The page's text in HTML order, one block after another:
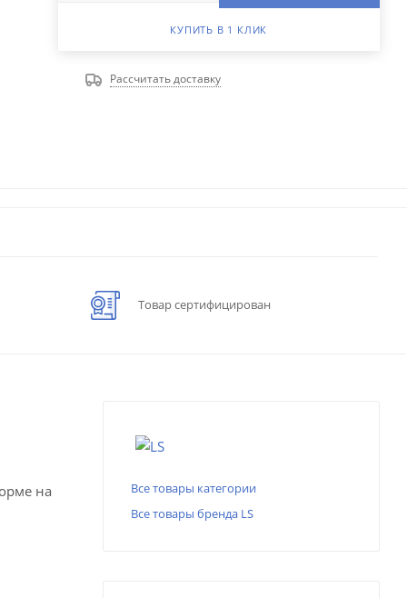
КУПИТЬ В 1 КЛИК
Рассчитать доставку
Товар сертифицирован
на
Все товары категории
Все товары бренда LS